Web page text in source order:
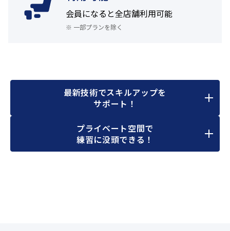
会員になると全店舗利用可能
※ 一部プランを除く
最新技術でスキルアップを
サポート！
プライベート空間で
練習に没頭できる！